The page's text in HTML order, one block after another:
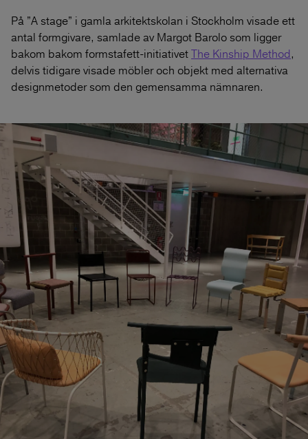
På ”A stage” i gamla arkitektskolan i Stockholm visade ett
antal formgivare, samlade av Margot Barolo som ligger
bakom bakom formstafett-initiativetThe Kinship Method,
delvis tidigare visade möbler och objekt med alternativa
designmetoder som den gemensamma nämnaren.